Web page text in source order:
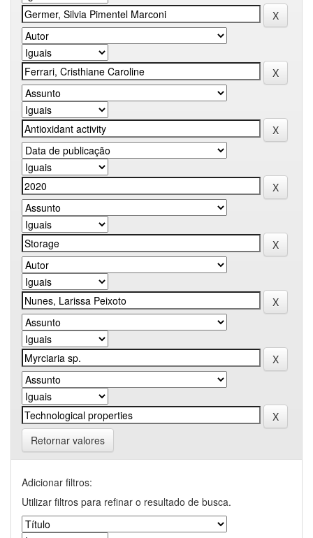
Retornar valores
Adicionar filtros:
Utilizar filtros para refinar o resultado de busca.